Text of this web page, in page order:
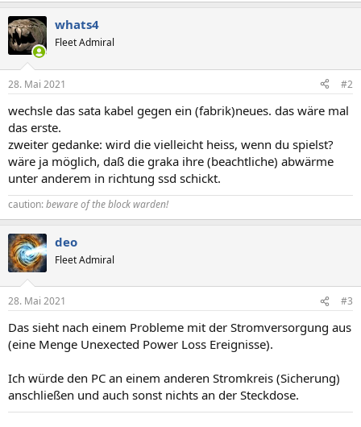
whats4
Fleet Admiral
28. Mai 2021 #2
wechsle das sata kabel gegen ein (fabrik)neues. das wäre mal
das erste.
zweiter gedanke: wird die vielleicht heiss, wenn du spielst?
wäre ja möglich, daß die graka ihre (beachtliche) abwärme
unter anderem in richtung ssd schickt.
caution:beware of the block warden!
deo
Fleet Admiral
28. Mai 2021 #3
Das sieht nach einem Probleme mit der Stromversorgung aus
(eine Menge Unexected Power Loss Ereignisse).
Ich würde den PC an einem anderen Stromkreis (Sicherung)
anschließen und auch sonst nichts an der Steckdose.